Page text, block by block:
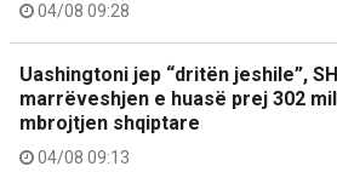
04/08 09:28
Uashingtoni jep “dritën jeshile”,
marrëveshjen e huasë prej 302
mbrojtjen shqiptare
04/08 09:13